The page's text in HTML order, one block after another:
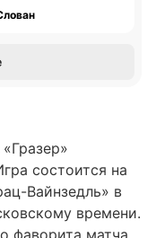
состоится на
Вайнзедль» в
времени.
фаворита матча.